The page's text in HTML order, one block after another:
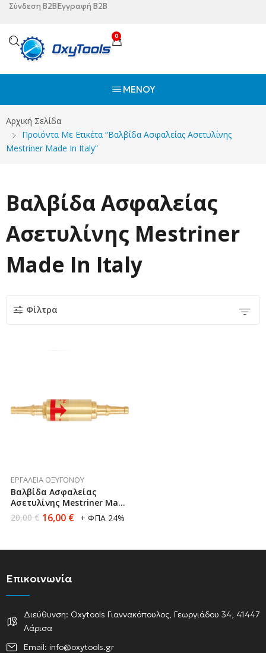
Σύνδεση B2BΕγγραφή B2B
0
ΜΕΝΟΎ
Αρχική Σελίδα
Προϊόντα Με Ετικέτα “Βαλβίδα Ασφαλείας Ασετυλίνης
Mestriner Made In Italy”
Βαλβίδα Ασφαλείας
Ασετυλίνης Mestriner
Made In Italy
Φίλτρα
ΕΡΓΑΛΕΊΑ ΟΞΥΓΌΝΟΥ
Βαλβίδα Ασφαλείας
Ασετυλίνης Mestriner Made
In Italy
20,00€ 16,00 € + ΦΠΑ 24%
Επικοινωνία
Διεύθυνση: Oxytools Γιαννακόπουλος, Γεωργιάδου 34, 41447
Λάρισα
Email: info@oxytools.gr